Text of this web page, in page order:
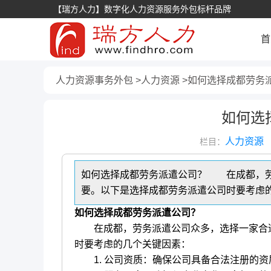
【瑞方人力】数字化人力资源服务外包标杆品牌
人力资源事务外包 人力资源 如何选择成都劳务
如何选
栏目： 人力资源
如何选择成都劳务派遣公司？ 在成都，劳
要。以下是选择成都劳务派遣公司时要考
如何选择成都劳务派遣公司？
在成都，劳务派遣公司众多，选择一家合
时要考虑的几个关键因素：
1. 公司资质：确保公司具备合法注册的资